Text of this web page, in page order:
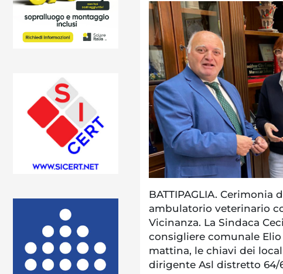
BATTIPAGLIA.
ambulatorio veterinario
Vicinanza. La Sindaca
consigliere comunale
mattina, le chiavi dei
dirigente Asl distretto 64/